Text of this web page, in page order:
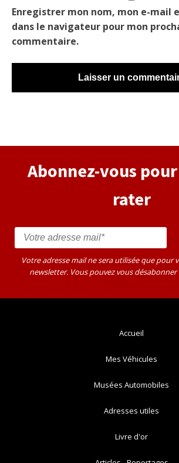
Enregistrer mon nom, mon e-mail
dans le navigateur pour mon
commentaire.
Abonnez-vous
rater
Votre adresse mail ne sera utilisée que pour
newsletter. Vous pouvez vous
Accueil
Mes Véhicules
Musées Automobiles
Adresses utiles
Livre d'or